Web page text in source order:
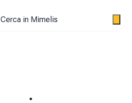
Cerca in Mimelis